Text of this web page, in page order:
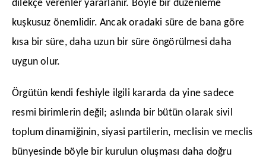
dilekçe verenler yararlanır. Böyle bir düzenleme
kuşkusuz önemlidir. Ancak oradaki süre de bana göre
kısa bir süre, daha uzun bir süre öngörülmesi daha
uygun olur.
​Örgütün kendi feshiyle ilgili kararda da yine sadece
resmi birimlerin değil; aslında bir bütün olarak sivil
toplum dinamiğinin, siyasi partilerin, meclisin ve meclis
bünyesinde böyle bir kurulun oluşması daha doğru